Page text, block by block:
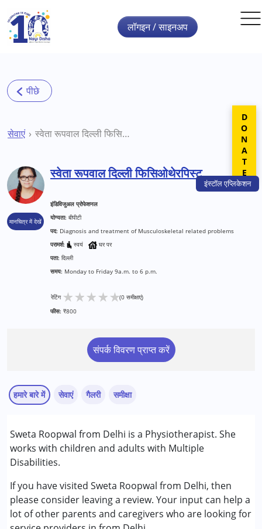
Skip to main content
इंस्टॉलएप्लिकेशन
लॉगइन / साइनअप
सेवाएं स्वेता रूपवाल दिल्ली फिसिओथेरपिस्ट
मानचित्र में देखें
स्वेता रूपवाल दिल्ली फिसिओथेरपिस्ट
इंडिविजुअल प्रोफेशनल
योग्यता: बीपीटी
पद: Diagnosis and treatment of Musculoskeletal related problems
परामर्श:
स्वयं
घर पर
पता: दिल्ली
समय: Monday to Friday 9a.m. to 6 p.m.
रेटिंग ★★★★★(0 समीक्षाएं)
फीस: ₹800
संपर्क विवरण प्राप्त करें
हमारे बारे में
Sweta Roopwal from Delhi is a Physiotherapist. She
works with children and adults with Multiple
Disabilities.
If you have visited Sweta Roopwal from Delhi, then
please consider leaving a review. Your input can help a
lot of other parents and caregivers who are looking for
सेवाएं
फिजियोथेरेपी
निम्नलिखित विकलांगता संबंधित सेवाएं उपलब्ध :
मल्टिपल डिसेबिलिटीज़ (एमडी)
आयु वर्ग :0 - 5 years ,6 - 12 years ,13 - 17 years ,above 18
years
गैलरी समीक्षा
DONATE